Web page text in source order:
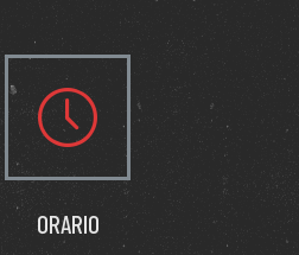
ORARIO